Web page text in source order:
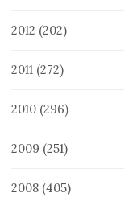
2012 (202)
2011 (272)
2010 (296)
2009 (251)
2008 (405)